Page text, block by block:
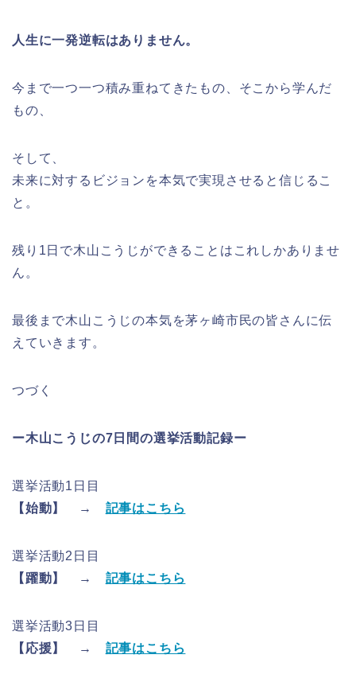
人生に一発逆転はありません。
今まで一つ一つ積み重ねてきたもの、そこから学んだ
もの、
そして、
未来に対するビジョンを本気で実現させると信じるこ
と。
残り1日で木山こうじができることはこれしかありませ
ん。
最後まで木山こうじの本気を茅ヶ崎市民の皆さんに伝
えていきます。
つづく
ー木山こうじの7日間の選挙活動記録ー
選挙活動1日目
【始動】 → 記事はこちら
選挙活動2日目
【躍動】 → 記事はこちら
選挙活動3日目
【応援】 → 記事はこちら